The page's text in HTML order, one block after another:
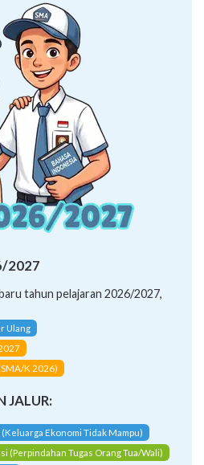
2027
tahun pelajaran 2026/2027,
Ulang
K 2026)
JALUR:
Ekonomi Tidak Mampu)
(Perpindahan Tugas Orang Tua/Wali)